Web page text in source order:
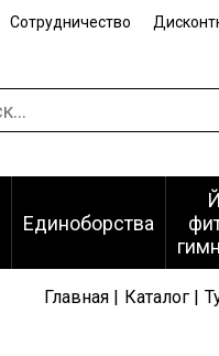
Сотрудничество
Единоборства
Главная | Каталог |